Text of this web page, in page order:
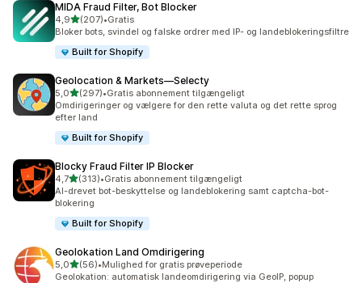
MIDA Fraud Filter, Bot Blocker
4,9ud af 5 stjerner
(207)
207 anmeldelser i alt
•Gratis
Bloker bots, svindel og falske ordrer med IP- og landeblokeringsfiltre
Built for Shopify
Geolocation & Markets—Selecty
5,0ud af 5 stjerner
(297)
297 anmeldelser i alt
•Gratis abonnement tilgængeligt
Omdirigeringer og vælgere for den rette valuta og det rette sprog
efter land
Built for Shopify
Blocky Fraud Filter IP Blocker
4,7ud af 5 stjerner
(313)
313 anmeldelser i alt
•Gratis abonnement tilgængeligt
AI-drevet bot-beskyttelse og landeblokering samt captcha-bot-
blokering
Built for Shopify
Geolokation Land Omdirigering
5,0ud af 5 stjerner
(56)
56 anmeldelser i alt
•Mulighed for gratis prøveperiode
Geolokation: automatisk landeomdirigering via GeoIP, popup